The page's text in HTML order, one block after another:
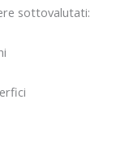
sottovalutati: